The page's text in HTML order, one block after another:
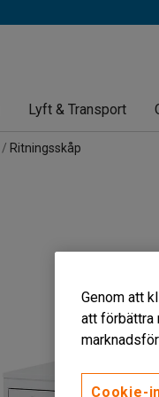
Lyft & Transport
Ritningsskåp
Genom att
att förbättra
Cookie-